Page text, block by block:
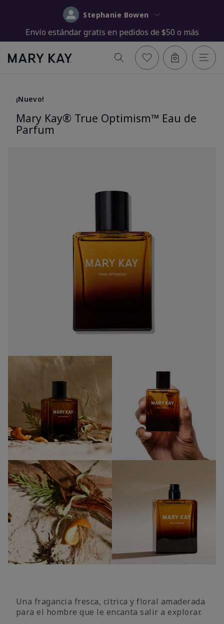
Stephanie Bowen
Envío estándar gratis en pedidos de $50 o más
¡Nuevo!
Mary Kay® True Optimism™ Eau de
Parfum
Una fragancia fresca, cítrica y floral amaderada
para el hombre que le encanta salir a explorar.